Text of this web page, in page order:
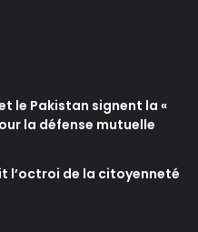
le Pakistan signent la «
la défense mutuelle
l’octroi de la citoyenneté